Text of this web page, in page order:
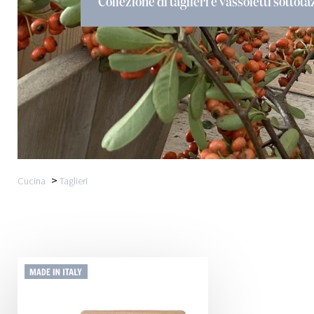
Cucina > Taglieri